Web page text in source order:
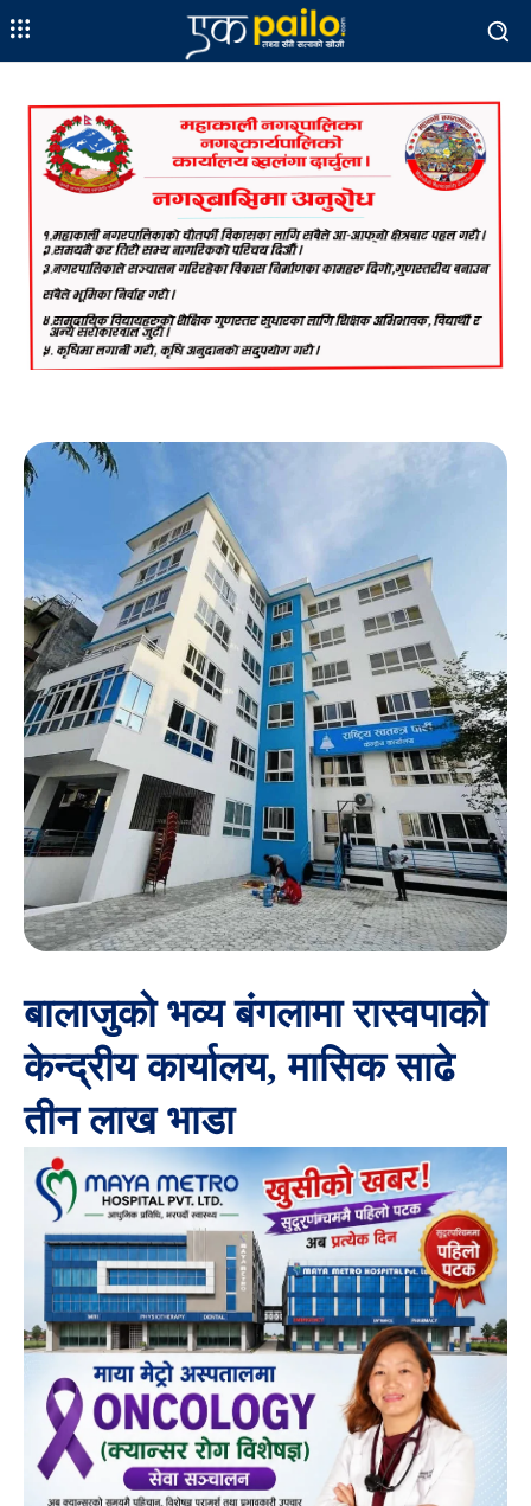
बालाजुको भव्य बंगलामा रास्वपाको
केन्द्रीय कार्यालय, मासिक साढे
तीन लाख भाडा